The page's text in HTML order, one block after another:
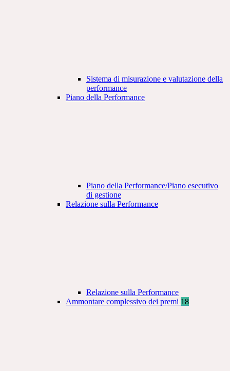
Sistema di misurazione e valutazione della
performance
Piano della Performance
Piano della Performance/Piano esecutivo
di gestione
Relazione sulla Performance
Relazione sulla Performance
Ammontare complessivo dei premi 18